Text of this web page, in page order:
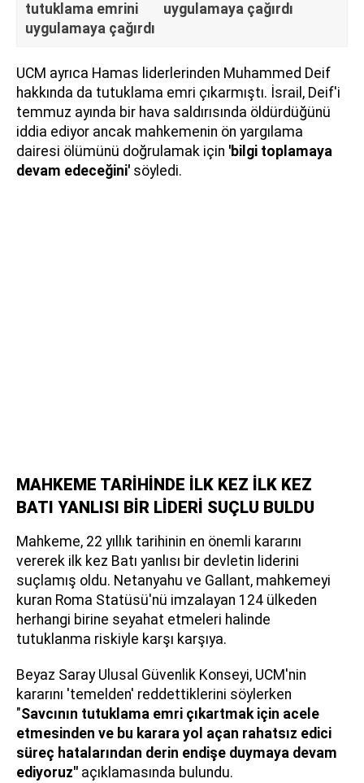
uygulamaya çağırdı
UCM ayrıca Hamas liderlerinden Muhammed Deif
hakkında da tutuklama emri çıkarmıştı. İsrail, Deif'i
temmuz ayında bir hava saldırısında öldürdüğünü
iddia ediyor ancak mahkemenin ön yargılama
dairesi ölümünü doğrulamak için 'bilgi toplamaya
devam edeceğini' söyledi.
MAHKEME TARİHİNDE İLK KEZ İLK KEZ
BATI YANLISI BİR LİDERİ SUÇLU BULDU
Mahkeme, 22 yıllık tarihinin en önemli kararını
vererek ilk kez Batı yanlısı bir devletin liderini
suçlamış oldu. Netanyahu ve Gallant, mahkemeyi
kuran Roma Statüsü'nü imzalayan 124 ülkeden
herhangi birine seyahat etmeleri halinde
tutuklanma riskiyle karşı karşıya.
Beyaz Saray Ulusal Güvenlik Konseyi, UCM'nin
kararını 'temelden' reddettiklerini söylerken
"Savcının tutuklama emri çıkartmak için acele
etmesinden ve bu karara yol açan rahatsız edici
süreç hatalarından derin endişe duymaya devam
ediyoruz" açıklamasında bulundu.